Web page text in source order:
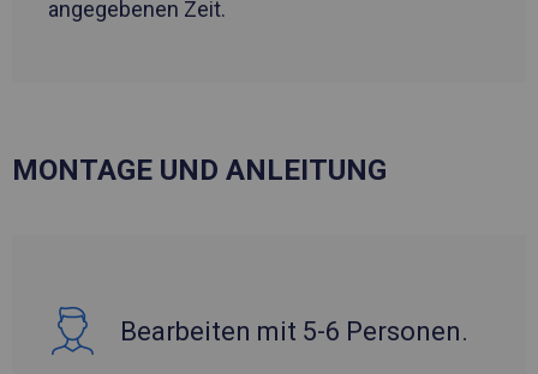
angegebenen Zeit.
MONTAGE UND ANLEITUNG
Bearbeiten mit 5-6 Personen.